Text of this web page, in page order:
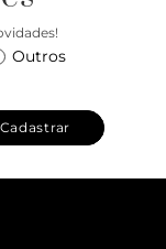
Outros
Cadastrar